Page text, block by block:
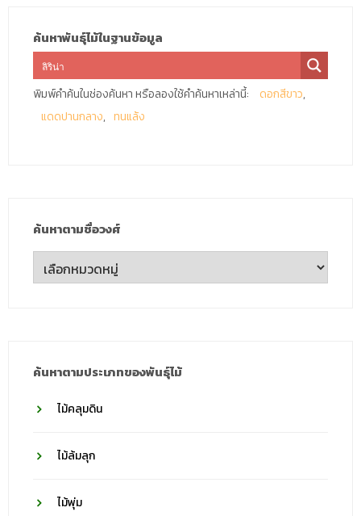
ค้นหาพันธุ์ไม้ในฐานข้อมูล
พิมพ์คำค้นในช่องค้นหา หรือลองใช้คำค้นหาเหล่านี้:
ดอกสีขาว
แดดปานกลาง
ทนแล้ง
ค้นหาตามชื่อวงศ์
ค้นหา
ตาม
ค้นหาตามประเภทของพันธุ์ไม้
ไม้คลุมดิน
ไม้ล้มลุก
ไม้พุ่ม